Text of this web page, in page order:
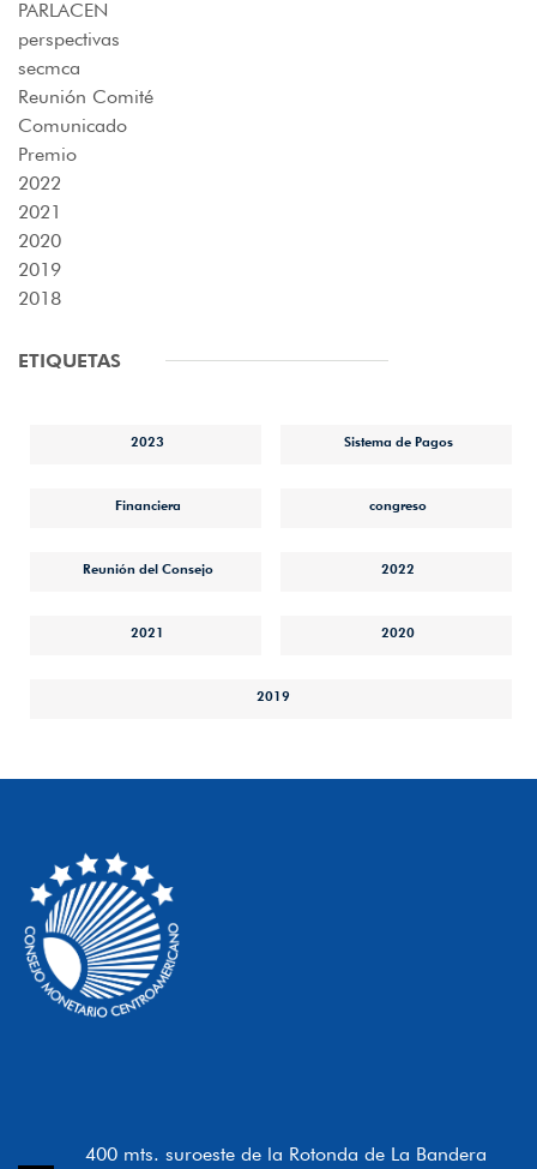
PARLACEN
perspectivas
secmca
Reunión Comité
Comunicado
Premio
2022
2021
2020
2019
2018
ETIQUETAS
2023 Sistema de Pagos
Financiera congreso
Reunión del Consejo 2022
2021 2020
2019
400 mts. suroeste de la Rotonda de La Bandera